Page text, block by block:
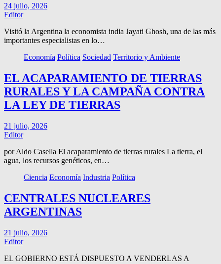
24 julio, 2026
Editor
Visitó la Argentina la economista india Jayati Ghosh, una de las más
importantes especialistas en lo…
Economía Política Sociedad Territorio y Ambiente
EL ACAPARAMIENTO DE TIERRAS
RURALES Y LA CAMPAÑA CONTRA
LA LEY DE TIERRAS
21 julio, 2026
Editor
por Aldo Casella El acaparamiento de tierras rurales La tierra, el
agua, los recursos genéticos, en…
Ciencia Economía Industria Política
CENTRALES NUCLEARES
ARGENTINAS
21 julio, 2026
Editor
EL GOBIERNO ESTÁ DISPUESTO A VENDERLAS A